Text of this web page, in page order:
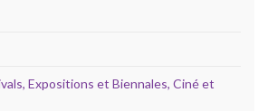
Expositions et Biennales, Ciné et